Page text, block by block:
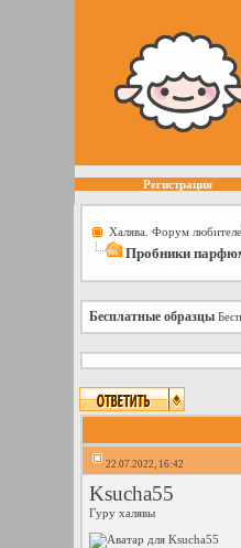
Регистрация
Халява. Форум
Пробники
Бесплатные образцы
22.07.2022, 16:42
Ksucha55
Гуру халявы